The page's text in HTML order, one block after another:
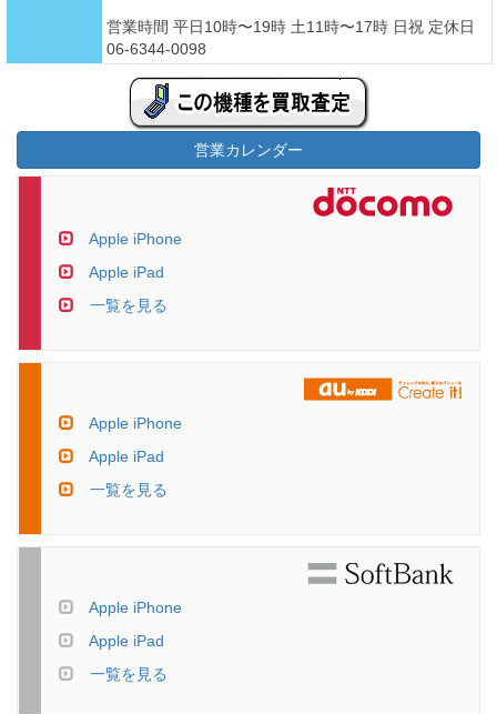
営業時間 平日10時〜19時 土11時〜17時 日祝 定休日
06-6344-0098
営業カレンダー
Apple iPhone
Apple iPad
一覧を見る
Apple iPhone
Apple iPad
一覧を見る
Apple iPhone
Apple iPad
一覧を見る